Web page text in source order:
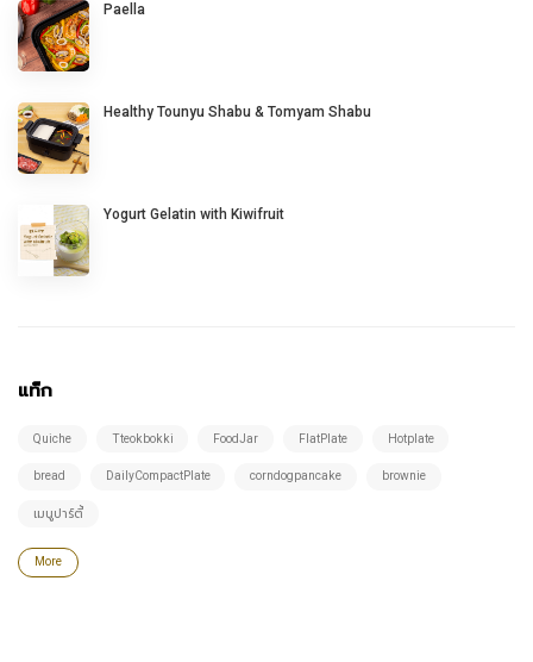
Paella
Healthy Tounyu Shabu & Tomyam Shabu
Yogurt Gelatin with Kiwifruit
แท็ก
Quiche Tteokbokki FoodJar FlatPlate Hotplate
bread DailyCompactPlate corndogpancake brownie
เมนูปาร์ตี้
More